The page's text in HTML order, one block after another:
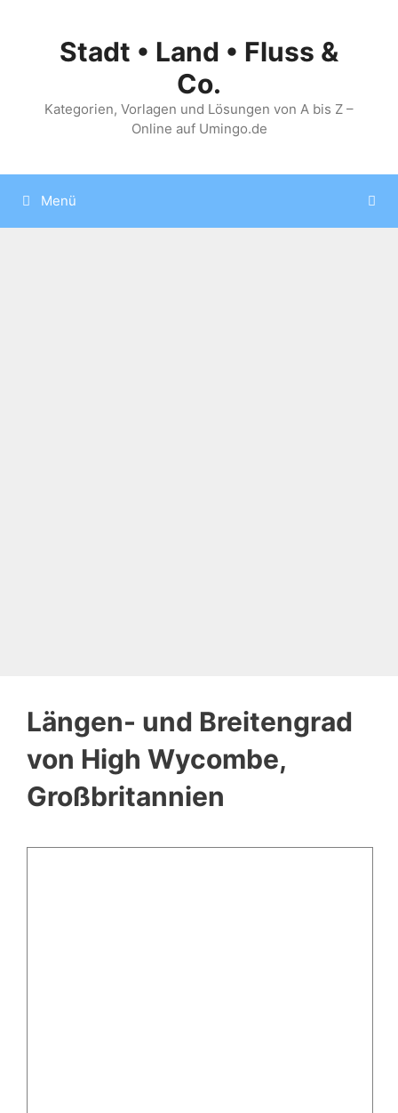
springenStadt • Land • Fluss &
Co.
Kategorien, Vorlagen und Lösungen von A bis Z –
Online auf Umingo.de
Menü
Längen- und Breitengrad
von High Wycombe,
Großbritannien